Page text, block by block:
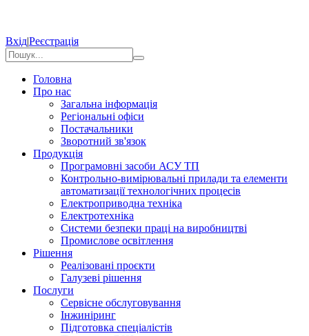
Вхід|Реєстрація
Головна
Про нас
Загальна інформація
Регіональні офіси
Постачальники
Зворотний зв'язок
Продукція
Програмовні засоби АСУ ТП
Контрольно-вимірювальні прилади та елементи
автоматизації технологічних процесів
Електроприводна техніка
Електротехніка
Системи безпеки праці на виробництві
Промислове освітлення
Рішення
Реалізовані проєкти
Галузеві рішення
Послуги
Сервісне обслуговування
Інжиніринг
Підготовка спеціалістів